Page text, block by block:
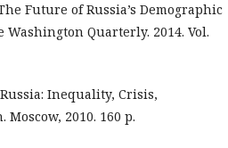
Future of Russia’s Demographic
Quarterly. 2014. Vol.
Inequality, Crisis,
2010. 160 p.